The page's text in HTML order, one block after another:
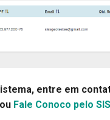
entre em
ou Fale Conoco pelo